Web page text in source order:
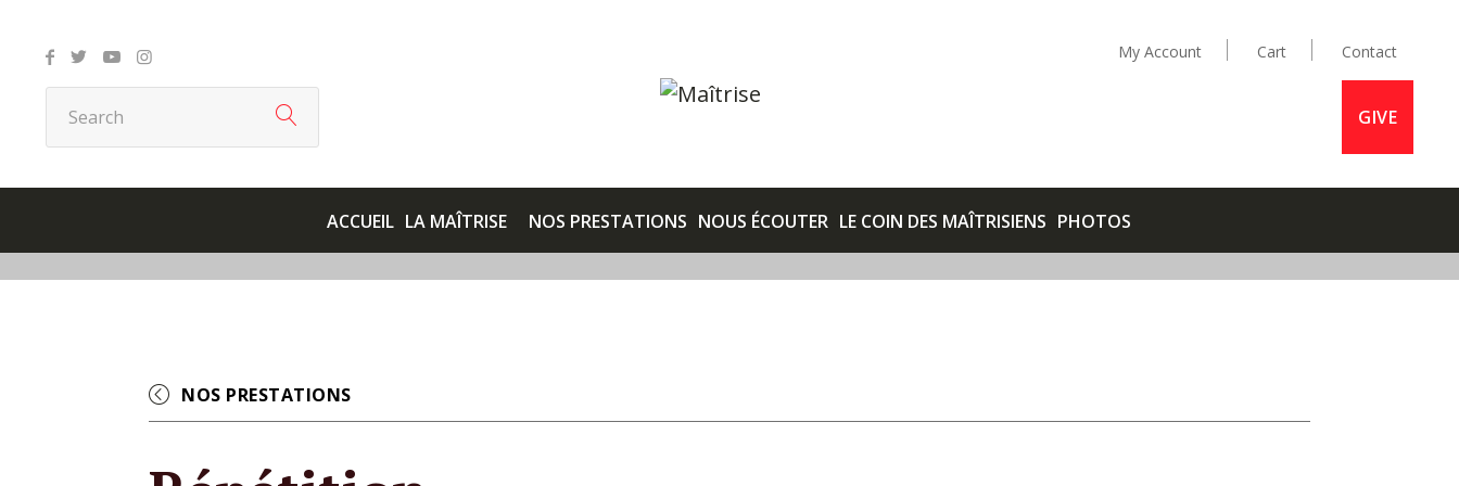
My Account Cart Contact
GIVE
ACCUEIL LA MAÎTRISE NOS PRESTATIONS NOUS ÉCOUTER LE COIN DES MAÎTRISIENS PHOTOS
NOS PRESTATIONS